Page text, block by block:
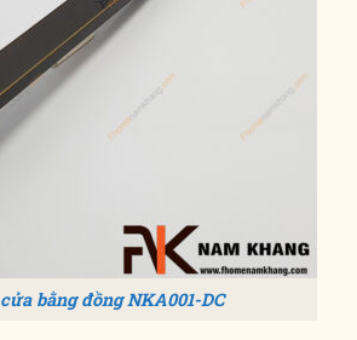
bằng đồng NKA001-DC